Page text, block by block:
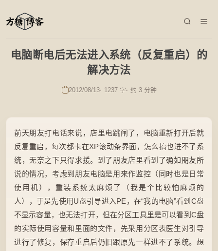
电脑断电后无法进入系统（反复重启）的
解决方法
2012/08/13 1237 字 约 3 分钟
前天朋友打电话来说，店里电跳闸了，电脑重新打开后就
反复重启，每次都卡在XP滚动条界面，怎么搞也进不了系
统，无奈之下只得求援。到了朋友店里看到了确如朋友所
说的情况，考虑到朋友电脑是用来作监控（同时也是日常
使用机），重装系统太麻烦了（我是个比较怕麻烦的
人），于是先使用U盘引导进入PE，在“我的电脑”看到C盘
不显示容量，也无法打开，但在分区工具里是可以看到C盘
的实际使用容量和里面的文件，先采用分区表医生对引导
进行了修复，保存重启后仍旧跟原先一样进不了系统。想